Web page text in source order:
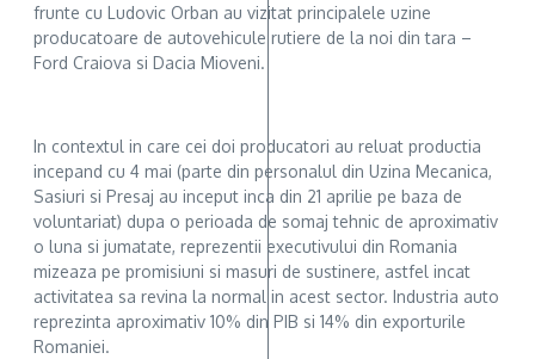
frunte cu Ludovic Orban au vizitat principalele uzine
producatoare de autovehicule rutiere de la noi din tara –
Ford Craiova si Dacia Mioveni.
In contextul in care cei doi producatori au reluat productia
incepand cu 4 mai (parte din personalul din Uzina Mecanica,
Sasiuri si Presaj au inceput inca din 21 aprilie pe baza de
voluntariat) dupa o perioada de somaj tehnic de aproximativ
o luna si jumatate, reprezentii executivului din Romania
mizeaza pe promisiuni si masuri de sustinere, astfel incat
activitatea sa revina la normal in acest sector. Industria auto
reprezinta aproximativ 10% din PIB si 14% din exporturile
Romaniei.